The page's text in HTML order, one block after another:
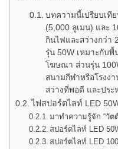
บทความนี้เปรียบเที
(5,000 ลูเมน) และ
กินไฟและสว่างกว่า
รุ่น 50W เหมาะกับ
โฆษณา ส่วนรุ่น
สนามกีฬาหรือโรงง
สว่างที่พอดี และประ
ไฟสปอร์ตไลท์ LED
มาทำความรู้จัก “วัต
สปอร์ตไลท์ LED
สปอร์ตไลท์ LED